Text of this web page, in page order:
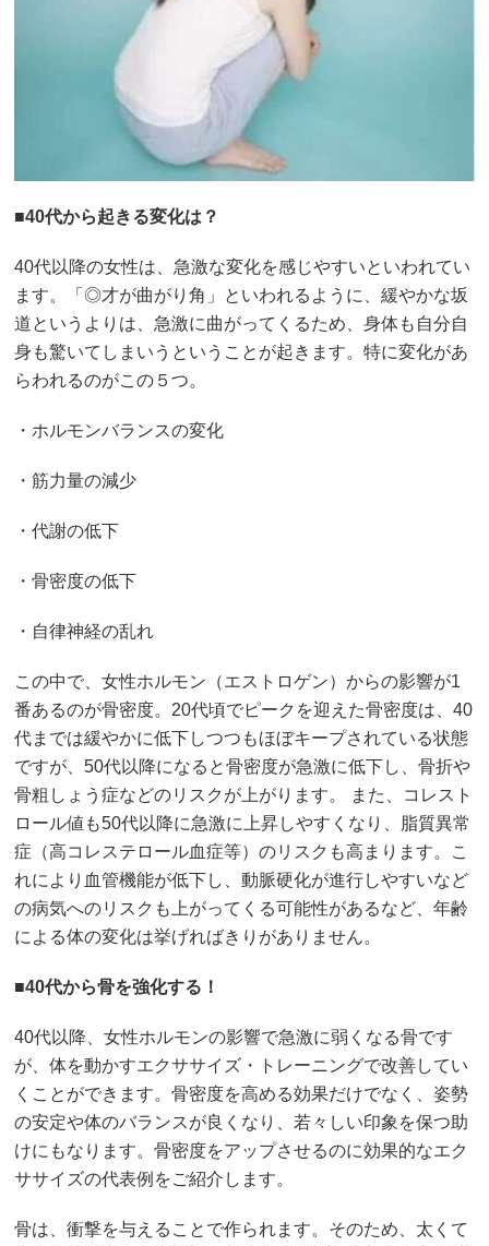
■40代から起きる変化は？
40代以降の女性は、急激な変化を感じやすいといわれてい
ます。「◎才が曲がり角」といわれるように、緩やかな坂
道というよりは、急激に曲がってくるため、身体も自分自
身も驚いてしまいうということが起きます。特に変化があ
らわれるのがこの５つ。
・ホルモンバランスの変化
・筋力量の減少
・代謝の低下
・骨密度の低下
・自律神経の乱れ
この中で、女性ホルモン（エストロゲン）からの影響が1
番あるのが骨密度。20代頃でピークを迎えた骨密度は、40
代までは緩やかに低下しつつもほぼキープされている状態
ですが、50代以降になると骨密度が急激に低下し、骨折や
骨粗しょう症などのリスクが上がります。 また、コレスト
ロール値も50代以降に急激に上昇しやすくなり、脂質異常
症（高コレステロール血症等）のリスクも高まります。こ
れにより血管機能が低下し、動脈硬化が進行しやすいなど
の病気へのリスクも上がってくる可能性があるなど、年齢
による体の変化は挙げればきりがありません。
■40代から骨を強化する！
40代以降、女性ホルモンの影響で急激に弱くなる骨です
が、体を動かすエクササイズ・トレーニングで改善してい
くことができます。骨密度を高める効果だけでなく、姿勢
の安定や体のバランスが良くなり、若々しい印象を保つ助
けにもなります。骨密度をアップさせるのに効果的なエク
ササイズの代表例をご紹介します。
骨は、衝撃を与えることで作られます。そのため、太くて